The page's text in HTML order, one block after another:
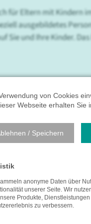
Eltern mit Kindern
ausgebildetes
und Ihre Kinder.
Fragen und Anregungen?
oder Kritik?
und
weiteren Themen
von Cookies
Webseite erhalten Sie
/ Speichern
anonyme Daten über
unserer Seite. Wir
Produkte,
zu verbessern.